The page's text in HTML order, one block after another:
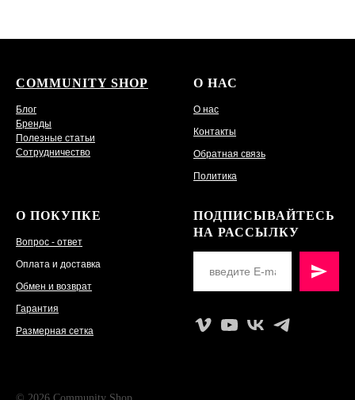
COMMUNITY SHOP
Блог
Бренды
Полезные статьи
Сотрудничество
О НАС
О нас
Контакты
Обратная связь
Политика
О ПОКУПКЕ
Вопрос - ответ
Оплата и доставка
Обмен и возврат
Гарантия
Размерная сетка
ПОДПИСЫВАЙТЕСЬ
НА РАССЫЛКУ